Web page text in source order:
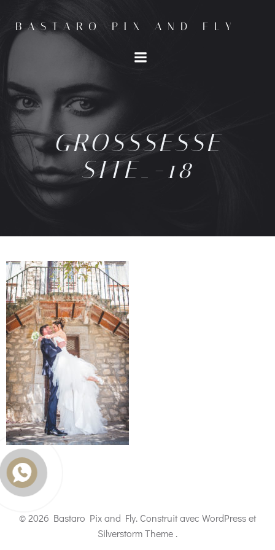
BASTARO PIX AND FLY
GROSSSESSE
SITE_-18
© 2026 Bastaro Pix and Fly. Construit avec WordPress et
Silverstorm Theme .